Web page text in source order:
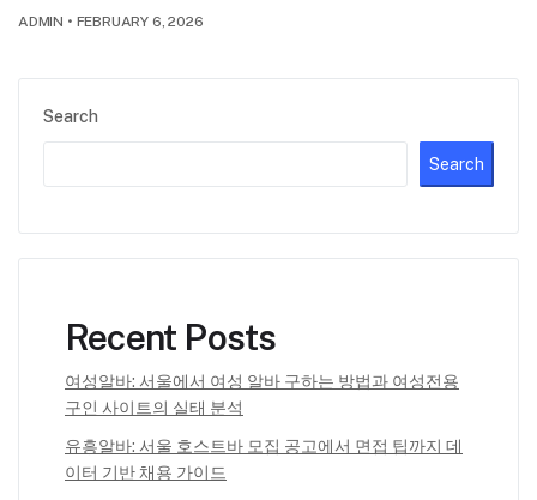
Search
Search
Recent Posts
여성알바: 서울에서 여성 알바 구하는 방법과 여성전용
구인 사이트의 실태 분석
유흥알바: 서울 호스트바 모집 공고에서 면접 팁까지 데
이터 기반 채용 가이드
ADMIN • FEBRUARY 6, 2026